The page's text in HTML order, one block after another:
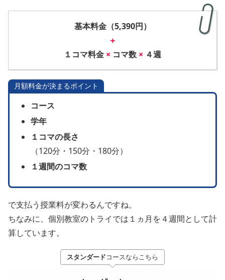
基本料金（5,390円）
＋
１コマ料金 × コマ数 × ４週
月額料金が決まるポイント
コース
学年
１コマの長さ
（120分・150分・180分）
１週間のコマ数
で支払う授業料が変わるんですね。
ちなみに、個別教室のトライでは１ヵ月を４週間として計
算しています。
スタンダードコースならこちら